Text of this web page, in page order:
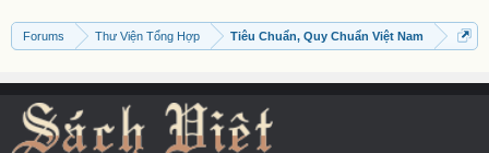
Forums Thư Viện Tổng Hợp Tiêu Chuẩn, Quy Chuẩn Việt Nam